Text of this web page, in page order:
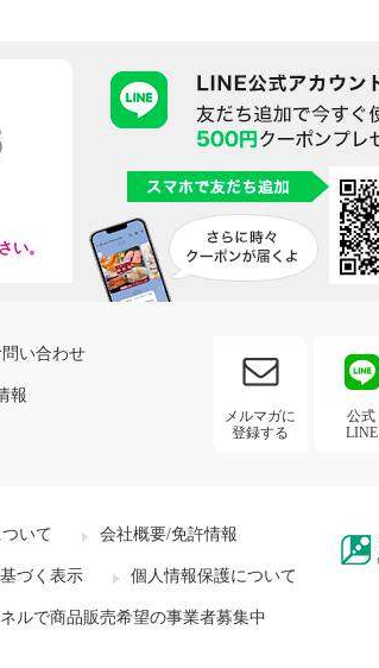
い。
問い合わせ
報
メルマガに
登録する
公式
LINE
いて 会社概要/免許情報
づく表示 個人情報保護について
ルで商品販売希望の事業者募集中